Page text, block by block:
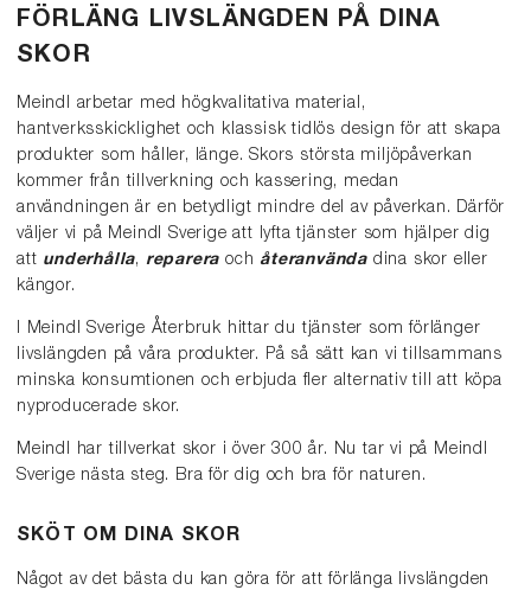
FÖRLÄNG LIVSLÄNGDEN PÅ DINA
SKOR
Meindl arbetar med högkvalitativa material,
hantverksskicklighet och klassisk tidlös design för att skapa
produkter som håller, länge. Skors största miljöpåverkan
kommer från tillverkning och kassering, medan
användningen är en betydligt mindre del av påverkan. Därför
väljer vi på Meindl Sverige att lyfta tjänster som hjälper dig
att underhålla, reparera och återanvända dina skor eller
kängor.
I Meindl Sverige Återbruk hittar du tjänster som förlänger
livslängden på våra produkter. På så sätt kan vi tillsammans
minska konsumtionen och erbjuda fler alternativ till att köpa
nyproducerade skor.
Meindl har tillverkat skor i över 300 år. Nu tar vi på Meindl
Sverige nästa steg. Bra för dig och bra för naturen.
SKÖT OM DINA SKOR
Något av det bästa du kan göra för att förlänga livslängden